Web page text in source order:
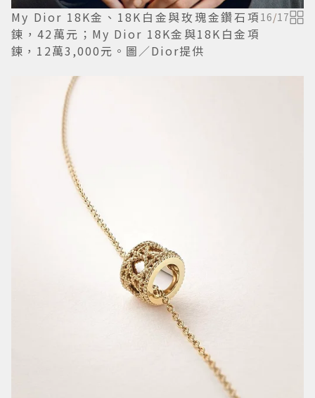
My Dior 18K金、18K白金與玫瑰金鑽石項
鍊，42萬元；My Dior 18K金與18K白金項
鍊，12萬3,000元。圖／Dior提供
16/17